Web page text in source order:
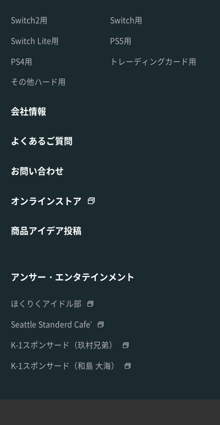
Switch2用
Switch用
Switch Lite用
PS5用
PS4用
トレーディングカード用
その他ハード用
会社情報
よくあるご質問
お問い合わせ
オンラインストア
商品アイデア投稿
アンサー・エンタテインメント
ほくりくアイドル部
Seattle Standerd Cafe'
K-1スポンサード（玖村兄弟）
K-1スポンサード（和島 大海）